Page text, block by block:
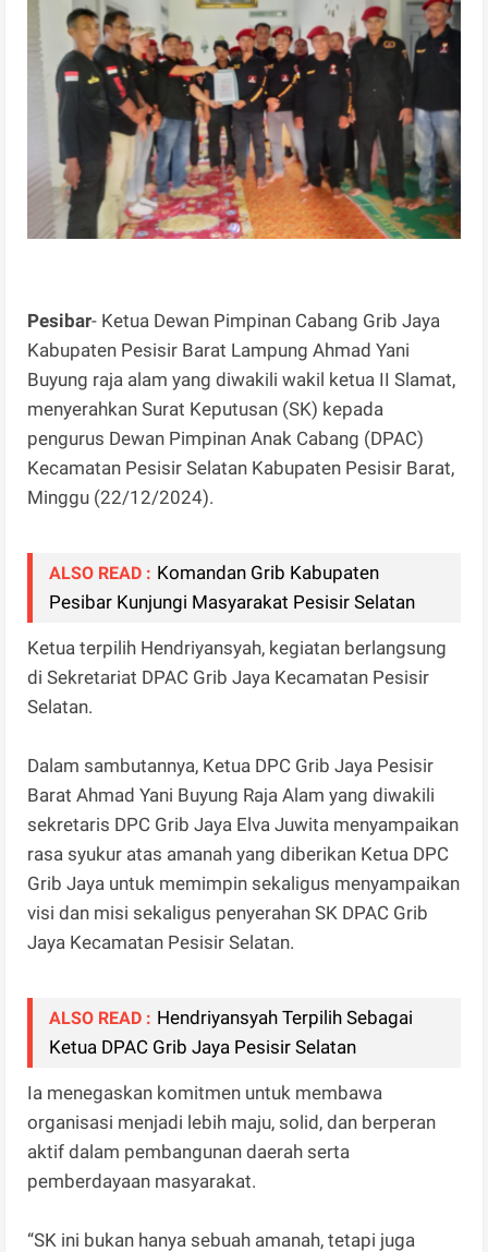
Pesibar- Ketua Dewan Pimpinan Cabang Grib Jaya
Kabupaten Pesisir Barat Lampung Ahmad Yani
Buyung raja alam yang diwakili wakil ketua II Slamat,
menyerahkan Surat Keputusan (SK) kepada
pengurus Dewan Pimpinan Anak Cabang (DPAC)
Kecamatan Pesisir Selatan Kabupaten Pesisir Barat,
Minggu (22/12/2024).
ALSO READ : Komandan Grib Kabupaten
Pesibar Kunjungi Masyarakat Pesisir Selatan
Ketua terpilih Hendriyansyah, kegiatan berlangsung
di Sekretariat DPAC Grib Jaya Kecamatan Pesisir
Selatan.
Dalam sambutannya, Ketua DPC Grib Jaya Pesisir
Barat Ahmad Yani Buyung Raja Alam yang diwakili
sekretaris DPC Grib Jaya Elva Juwita menyampaikan
rasa syukur atas amanah yang diberikan Ketua DPC
Grib Jaya untuk memimpin sekaligus menyampaikan
visi dan misi sekaligus penyerahan SK DPAC Grib
Jaya Kecamatan Pesisir Selatan.
ALSO READ : Hendriyansyah Terpilih Sebagai
Ketua DPAC Grib Jaya Pesisir Selatan
Ia menegaskan komitmen untuk membawa
organisasi menjadi lebih maju, solid, dan berperan
aktif dalam pembangunan daerah serta
pemberdayaan masyarakat.
“SK ini bukan hanya sebuah amanah, tetapi juga